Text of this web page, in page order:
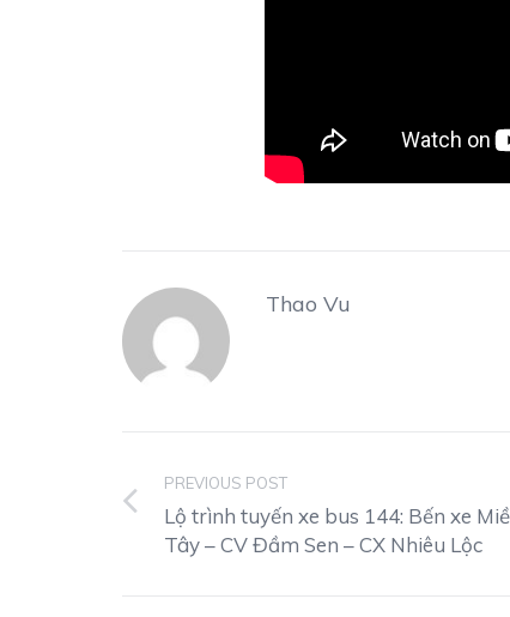
Thao Vu
PREVIOUS POST
Lộ trình tuyến xe bus 144: Bến xe
Tây – CV Đầm Sen – CX Nhiêu Lộc